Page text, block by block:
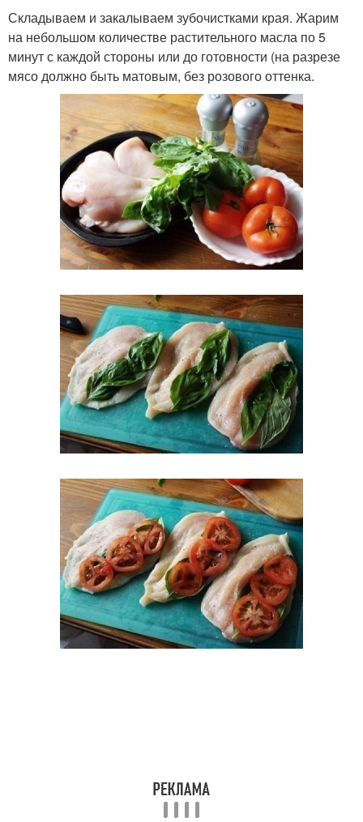
Складываем и закалываем зубочистками края. Жарим
на небольшом количестве растительного масла по 5
минут с каждой стороны или до готовности (на разрезе
мясо должно быть матовым, без розового оттенка.